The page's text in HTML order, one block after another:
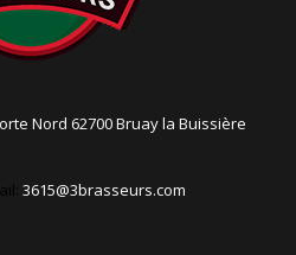
Nord 62700 Bruay la Buissière
3615@3brasseurs.com